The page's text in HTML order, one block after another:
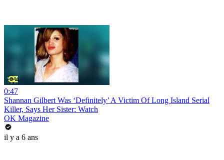
0:47
Shannan Gilbert Was ‘Definitely’ A Victim Of Long Island Serial
Killer, Says Her Sister: Watch
OK Magazine
il y a 6 ans